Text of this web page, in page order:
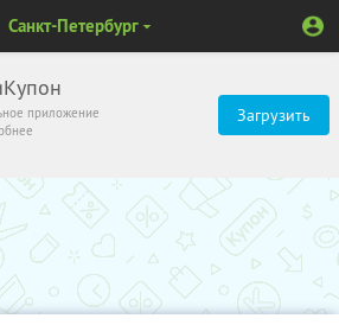
приложение
Загрузить
Санкт-Петербург